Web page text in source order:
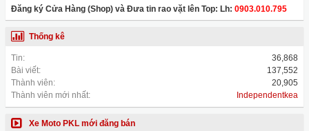
Đăng ký Cửa Hàng (Shop) và Đưa tin rao vặt lên Top: Lh: 0903.010.795
Thống kê
Tin:
36,868
Bài viết:
137,552
Thành viên:
20,905
Thành viên mới nhất:
Independentkea
Xe Moto PKL mới đăng bán